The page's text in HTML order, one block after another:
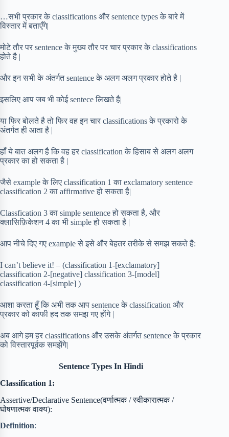
…सभी प्रकार के classifications और sentence types के बारे में
विस्तार में बताएँगे|
मोटे तौर पर sentence के मुख्य तौर पर चार प्रकार के classifications
होते है |
और इन सभी के अंतर्गत sentence के अलग अलग प्रकार होते है |
इसलिए आप जब भी कोई sentece लिखते है|
या फिर बोलते है तो फिर वह इन चार classifications के प्रकारो के
अंतर्गत ही आता है |
हाँ ये बात अलग है कि वह हर classification के हिसाब से अलग अलग
प्रकार का हो सकता है |
जैसे example के लिए classification 1 का exclamatory sentence
classification 2 का affirmative हो सकता है|
Classfication 3 का simple sentence हो सकता है, और
क्लासिफ़िकेशन 4 का भी simple हो सकता है |
आप नीचे दिए गए example से इसे और बेहतर तरीके से समझ सकते है:
I can’t believe it! – (classification 1-[exclamatory]
classification 2-[negative] classification 3-[model]
classification 4-[simple] )
आशा करता हूँ कि अभी तक आप sentence के classification और
प्रकार को काफी हद तक समझ गए होंगे |
अब आगे हम हर classifications और उसके अंतर्गत sentence के प्रकार
को विस्तारपूर्वक समझेंगे|
Sentence Types In Hindi
Classification 1:
Assertive/Declarative Sentence(वर्णात्मक / स्वीकारात्मक /
घोषणात्मक वाक्य):
Definition: